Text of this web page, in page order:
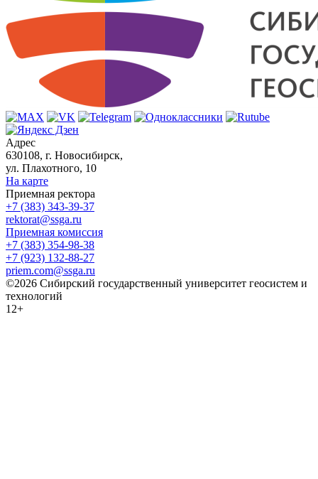
Адрес
630108, г. Новосибирск,
ул. Плахотного, 10
На карте
Приемная ректора
+7 (383) 343-39-37
rektorat@ssga.ru
Приемная комиссия
+7 (383) 354-98-38
+7 (923) 132-88-27
priem.com@ssga.ru
©2026 Сибирский государственный университет геосистем и
технологий
12+